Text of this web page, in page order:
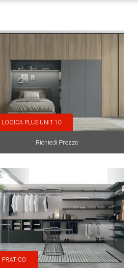
LOGICA PLUS UNIT 10
Richiedi Prezzo
PRATICO